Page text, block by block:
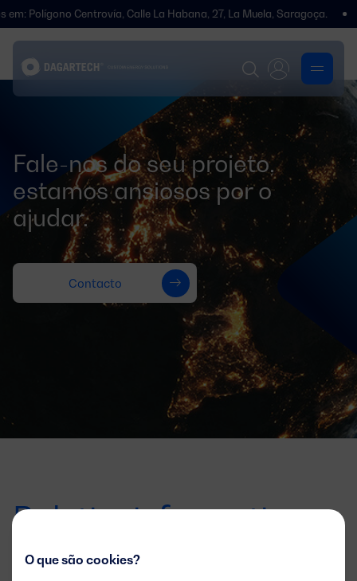
O que são cookies?
Polígono Centrovía, Calle La Habana, 27, La Muela, Saragoça.
Fale-nos do seu projeto,
estamos ansiosos por o
ajudar.
Contacto
Boletim informativo
Ofertas, lançamentos e notícias